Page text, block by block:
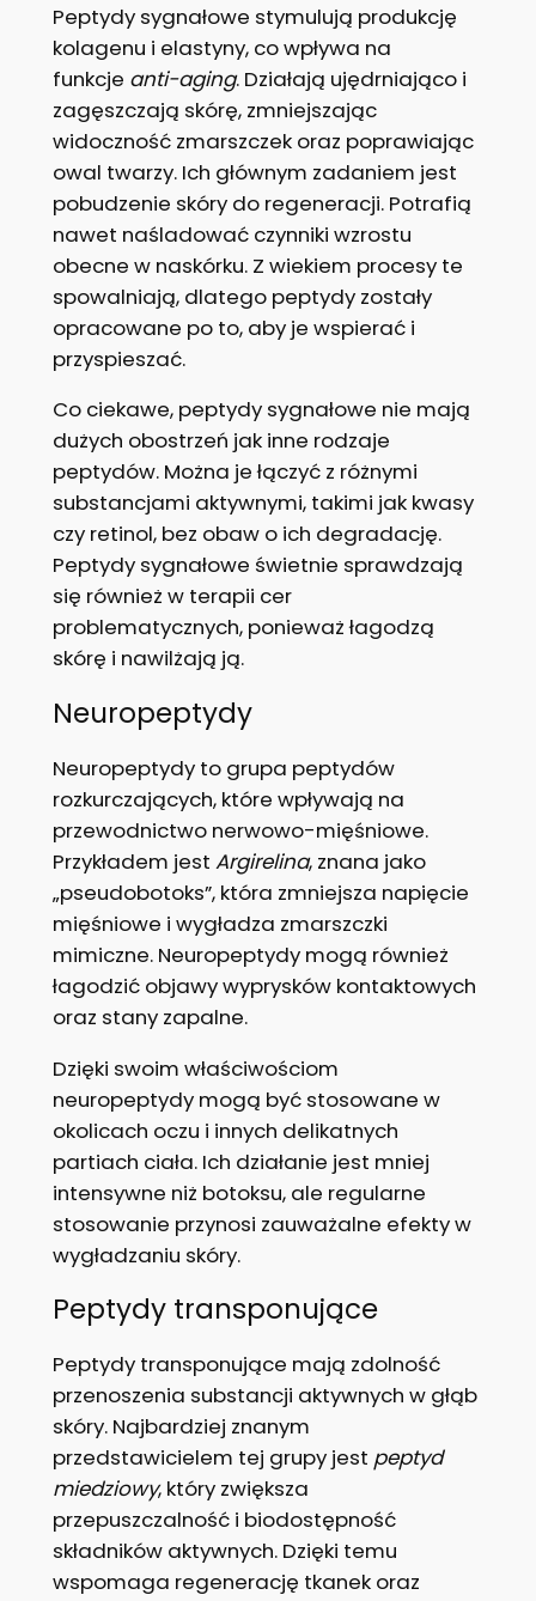
Peptydy sygnałowe stymulują produkcję
kolagenu i elastyny, co wpływa na
funkcje anti-aging. Działają ujędrniająco i
zagęszczają skórę, zmniejszając
widoczność zmarszczek oraz poprawiając
owal twarzy. Ich głównym zadaniem jest
pobudzenie skóry do regeneracji. Potrafią
nawet naśladować czynniki wzrostu
obecne w naskórku. Z wiekiem procesy te
spowalniają, dlatego peptydy zostały
opracowane po to, aby je wspierać i
przyspieszać.
Co ciekawe, peptydy sygnałowe nie mają
dużych obostrzeń jak inne rodzaje
peptydów. Można je łączyć z różnymi
substancjami aktywnymi, takimi jak kwasy
czy retinol, bez obaw o ich degradację.
Peptydy sygnałowe świetnie sprawdzają
się również w terapii cer
problematycznych, ponieważ łagodzą
skórę i nawilżają ją.
Neuropeptydy
Neuropeptydy to grupa peptydów
rozkurczających, które wpływają na
przewodnictwo nerwowo-mięśniowe.
Przykładem jest Argirelina, znana jako
„pseudobotoks”, która zmniejsza napięcie
mięśniowe i wygładza zmarszczki
mimiczne. Neuropeptydy mogą również
łagodzić objawy wyprysków kontaktowych
oraz stany zapalne.
Dzięki swoim właściwościom
neuropeptydy mogą być stosowane w
okolicach oczu i innych delikatnych
partiach ciała. Ich działanie jest mniej
intensywne niż botoksu, ale regularne
stosowanie przynosi zauważalne efekty w
wygładzaniu skóry.
Peptydy transponujące
Peptydy transponujące mają zdolność
przenoszenia substancji aktywnych w głąb
skóry. Najbardziej znanym
przedstawicielem tej grupy jest peptyd
miedziowy, który zwiększa
przepuszczalność i biodostępność
składników aktywnych. Dzięki temu
wspomaga regenerację tkanek oraz